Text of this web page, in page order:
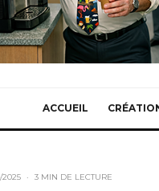
ACCUEIL
2025 · 3 MIN DE LECTURE